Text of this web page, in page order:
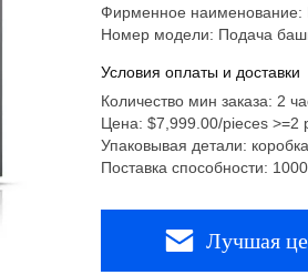
Фирменное наименование:
Номер модели: Подача
Условия оплаты и доставки
Количество мин заказа: 2
Цена: $7,999.00/pieces >=2
Упаковывая детали: коробка
Поставка способности:
Лучшая